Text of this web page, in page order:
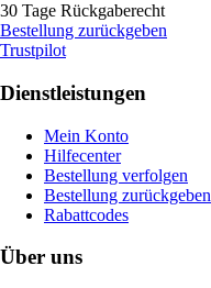
30 Tage Rückgaberecht
Bestellung zurückgeben
Trustpilot
Dienstleistungen
Mein Konto
Hilfecenter
Bestellung verfolgen
Bestellung zurückgeben
Rabattcodes
Über uns